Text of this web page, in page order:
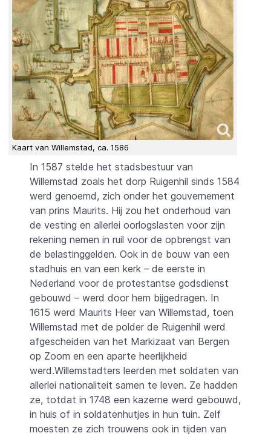
Kaart van Willemstad, ca. 1586
In 1587 stelde het stadsbestuur van
Willemstad zoals het dorp Ruigenhil sinds 1584
werd genoemd, zich onder het gouvernement
van prins Maurits. Hij zou het onderhoud van
de vesting en allerlei oorlogslasten voor zijn
rekening nemen in ruil voor de opbrengst van
de belastinggelden. Ook in de bouw van een
stadhuis en van een kerk – de eerste in
Nederland voor de protestantse godsdienst
gebouwd – werd door hem bijgedragen. In
1615 werd Maurits Heer van Willemstad, toen
Willemstad met de polder de Ruigenhil werd
afgescheiden van het Markizaat van Bergen
op Zoom en een aparte heerlijkheid
werd.Willemstadters leerden met soldaten van
allerlei nationaliteit samen te leven. Ze hadden
ze, totdat in 1748 een kazerne werd gebouwd,
in huis of in soldatenhutjes in hun tuin. Zelf
moesten ze zich trouwens ook in tijden van